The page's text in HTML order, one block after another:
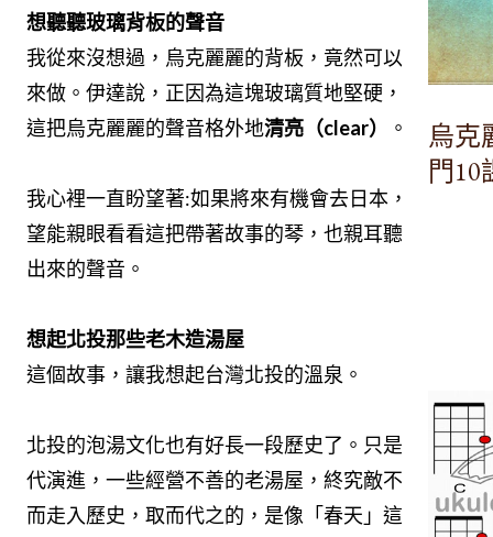
想聽聽玻璃背板的聲音
我從來沒想過，烏克麗麗的背板，竟然可以用
玻璃
來做。伊達說，正因為這塊玻璃質地堅硬，反而讓
這把烏克麗麗的聲音格外地清亮（clear） 。
我心裡一直盼望著:如果將來有機會去日本，真希
望能親眼看看這把帶著故事的琴，也親耳聽聽它彈
出來的聲音。
想起北投那些老木造湯屋
這個故事，讓我想起台灣北投的溫泉。
北投的泡湯文化也有好長一段歷史了。只是隨著時
代演進，一些經營不善的老湯屋，終究敵不過歲月
而走入歷史，取而代之的，是像「春天」這類現代
烏克
門10